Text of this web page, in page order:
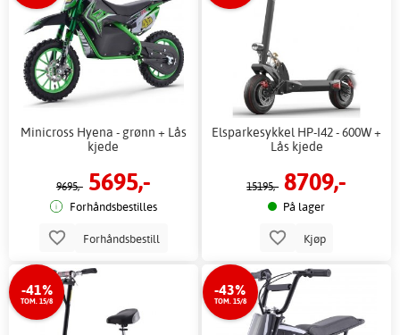
Minicross Hyena - grønn + Lås
kjede
9695,- 5695,-
Forhåndsbestilles
Forhåndsbestill
Elsparkesykkel HP-I42 - 600W +
Lås kjede
15195,- 8709,-
På lager
Kjøp
-41%
TOM. 15/8
-43%
TOM. 15/8